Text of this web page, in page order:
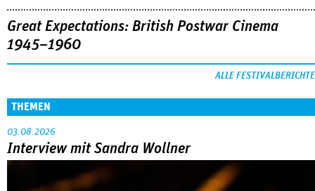
Great Expectations: British Postwar Cinema
1945–1960
ALLE FESTIVALBERICHTE
THEMEN
03.08.2026
Interview mit Sandra Wollner